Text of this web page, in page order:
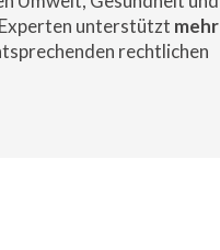
unterstützt mehr
rechtlichen